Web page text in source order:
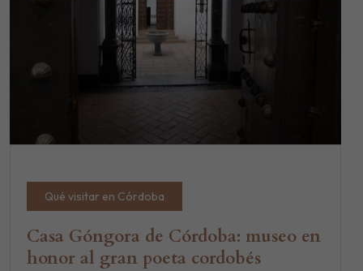
Qué visitar en Córdoba
Casa Góngora de Córdoba: museo en
honor al gran poeta cordobés